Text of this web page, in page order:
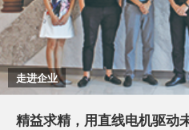
走进企业
精益求精，用直线电机驱动